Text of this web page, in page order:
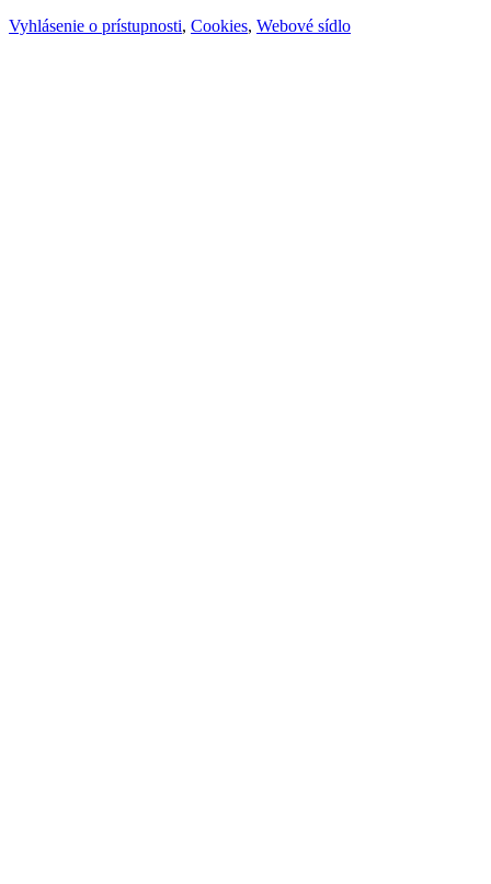
Vyhlásenie o prístupnosti, Cookies, Webové sídlo